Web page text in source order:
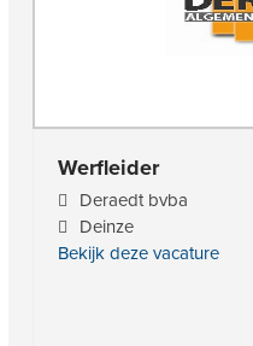
Werfleider
Deraedt bvba
Deinze
Bekijk deze vacature